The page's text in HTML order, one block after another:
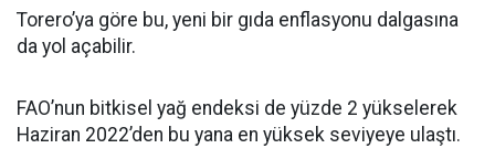
Torero’ya göre bu, yeni bir gıda enflasyonu dalgasına
da yol açabilir.
FAO’nun bitkisel yağ endeksi de yüzde 2 yükselerek
Haziran 2022’den bu yana en yüksek seviyeye ulaştı.